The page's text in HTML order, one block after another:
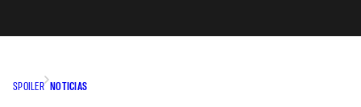
SPOILER NOTICIAS